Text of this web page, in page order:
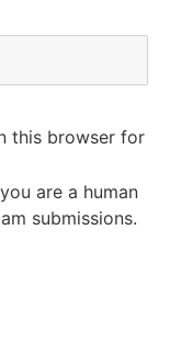
this browser for
are a human
submissions.